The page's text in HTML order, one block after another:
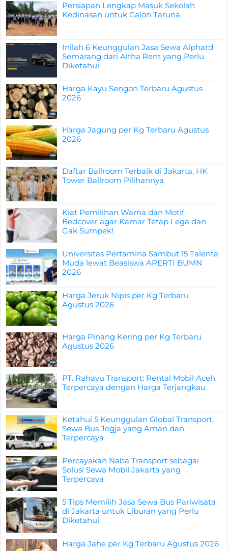
Persiapan Lengkap Masuk Sekolah
Kedinasan untuk Calon Taruna
Inilah 6 Keunggulan Jasa Sewa Alphard
Semarang dari Altha Rent yang Perlu
Diketahui
Harga Kayu Sengon Terbaru Agustus
2026
Harga Jagung per Kg Terbaru Agustus
2026
Daftar Ballroom Terbaik di Jakarta, HK
Tower Ballroom Pilihannya
Kiat Pemilihan Warna dan Motif
Bedcover agar Kamar Tetap Lega dan
Gak Sumpek!
Universitas Pertamina Sambut 15 Talenta
Muda lewat Beasiswa APERTI BUMN
2026
Harga Jeruk Nipis per Kg Terbaru
Agustus 2026
Harga Pinang Kering per Kg Terbaru
Agustus 2026
PT. Rahayu Transport: Rental Mobil Aceh
Terpercaya dengan Harga Terjangkau
Ketahui 5 Keunggulan Global Transport,
Sewa Bus Jogja yang Aman dan
Terpercaya
Percayakan Naba Transport sebagai
Solusi Sewa Mobil Jakarta yang
Terpercaya
5 Tips Memilih Jasa Sewa Bus Pariwisata
di Jakarta untuk Liburan yang Perlu
Diketahui
Harga Jahe per Kg Terbaru Agustus 2026